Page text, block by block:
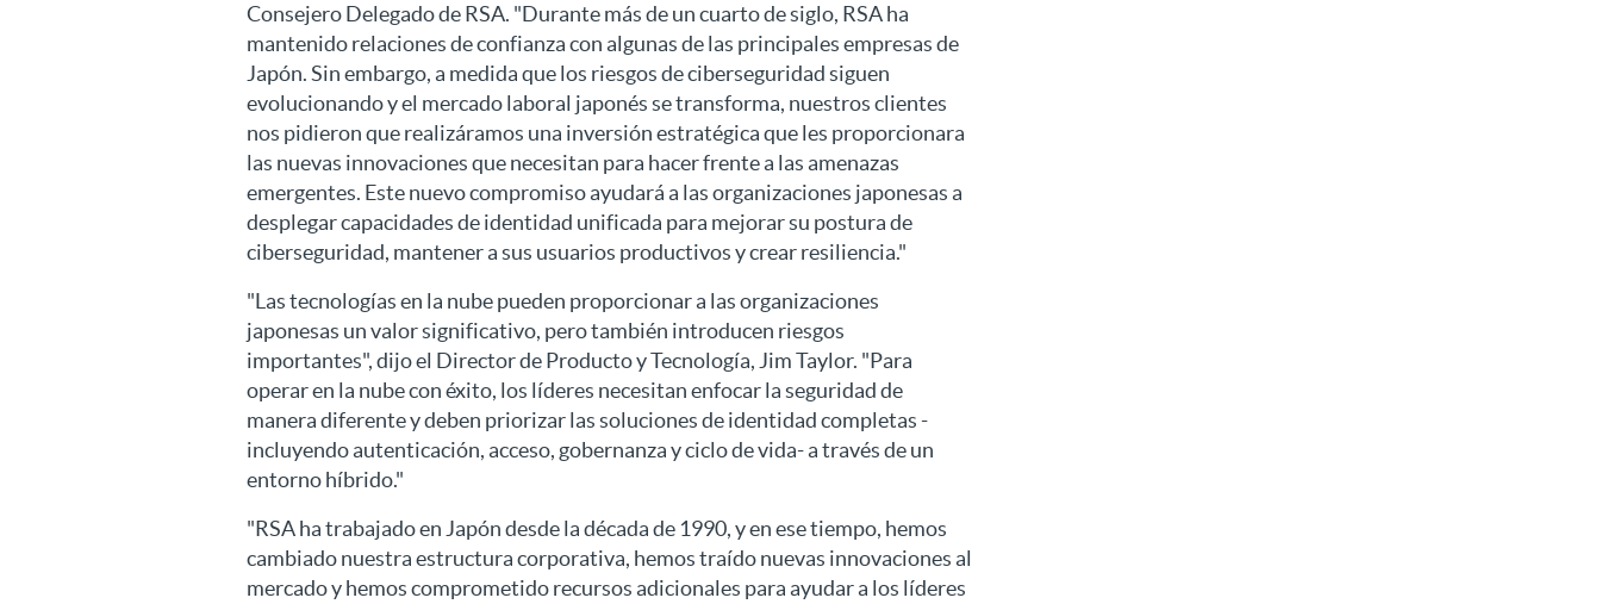
Consejero Delegado de RSA. "Durante más de un cuarto de siglo, RSA ha
mantenido relaciones de confianza con algunas de las principales empresas de
Japón. Sin embargo, a medida que los riesgos de ciberseguridad siguen
evolucionando y el mercado laboral japonés se transforma, nuestros clientes
nos pidieron que realizáramos una inversión estratégica que les proporcionara
las nuevas innovaciones que necesitan para hacer frente a las amenazas
emergentes. Este nuevo compromiso ayudará a las organizaciones japonesas a
desplegar capacidades de identidad unificada para mejorar su postura de
ciberseguridad, mantener a sus usuarios productivos y crear resiliencia."
"Las tecnologías en la nube pueden proporcionar a las organizaciones
japonesas un valor significativo, pero también introducen riesgos
importantes", dijo el Director de Producto y Tecnología, Jim Taylor. "Para
operar en la nube con éxito, los líderes necesitan enfocar la seguridad de
manera diferente y deben priorizar las soluciones de identidad completas -
incluyendo autenticación, acceso, gobernanza y ciclo de vida- a través de un
entorno híbrido."
"RSA ha trabajado en Japón desde la década de 1990, y en ese tiempo, hemos
cambiado nuestra estructura corporativa, hemos traído nuevas innovaciones al
mercado y hemos comprometido recursos adicionales para ayudar a los líderes